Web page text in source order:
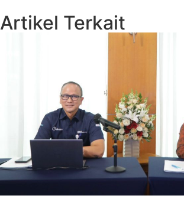
Artikel Terkait